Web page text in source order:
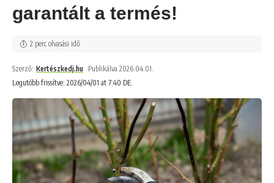
garantált a termés!
Legutóbb frissítve: 2026/04/01 at 7:40 DE.
Szerző: Kertészkedj.hu Publikálva 2026.04.01.
2 perc olvasási idő